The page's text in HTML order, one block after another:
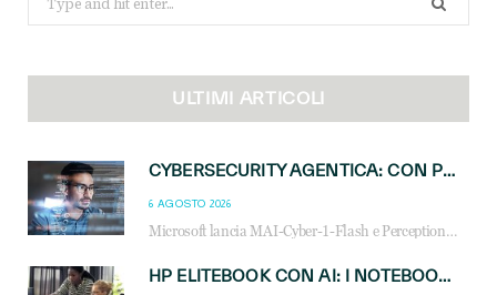
for:
ULTIMI ARTICOLI
CYBERSECURITY AGENTICA: CON PERCEPTION E MAI-CYBER-1-FLASH MICROSOFT APRE NUOVI SERVIZI PER IL CANALE
6 AGOSTO 2026
Microsoft lancia MAI-Cyber-1-Flash e Perception: cybersecurity agentica in preview dal 3 novembre. Cosa cambia per MSP, system integrator e reseller.
HP ELITEBOOK CON AI: I NOTEBOOK BUSINESS INTELLIGENTI CHE TRASFORMANO PRODUTTIVITÀ, SICUREZZA E LAVORO IBRIDO